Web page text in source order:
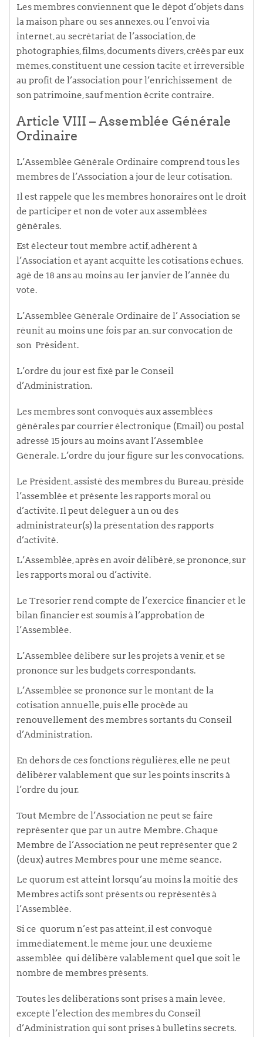
Les membres conviennent que le dépôt d’objets dans
la maison phare ou ses annexes, ou l’envoi via
internet, au secrétariat de l’association, de
photographies, films, documents divers, créés par eux
mêmes, constituent une cession tacite et irréversible
au profit de l’association pour l’enrichissement de
son patrimoine, sauf mention écrite contraire.
Article VIII – Assemblée Générale
Ordinaire
L’Assemblée Générale Ordinaire comprend tous les
membres de l’Association à jour de leur cotisation.
Il est rappelé que les membres honoraires ont le droit
de participer et non de voter aux assemblées
générales.
Est électeur tout membre actif, adhérent à
l’Association et ayant acquitté les cotisations échues,
âgé de 18 ans au moins au Ier janvier de l’année du
vote.
L’Assemblée Générale Ordinaire de l’ Association se
réunit au moins une fois par an, sur convocation de
son Président.
L’ordre du jour est fixé par le Conseil
d’Administration.
Les membres sont convoqués aux assemblées
générales par courrier électronique (Email) ou postal
adressé 15 jours au moins avant l’Assemblée
Générale. L’ordre du jour figure sur les convocations.
Le Président, assisté des membres du Bureau, préside
l’assemblée et présente les rapports moral ou
d’activité. Il peut déléguer à un ou des
administrateur(s) la présentation des rapports
d’activité.
L’Assemblée, après en avoir délibéré, se prononce, sur
les rapports moral ou d’activité.
Le Trésorier rend compte de l’exercice financier et le
bilan financier est soumis à l’approbation de
l’Assemblée.
L’Assemblée délibère sur les projets à venir, et se
prononce sur les budgets correspondants.
L’Assemblée se prononce sur le montant de la
cotisation annuelle, puis elle procède au
renouvellement des membres sortants du Conseil
d’Administration.
En dehors de ces fonctions régulières, elle ne peut
délibérer valablement que sur les points inscrits à
l’ordre du jour.
Tout Membre de l’Association ne peut se faire
représenter que par un autre Membre. Chaque
Membre de l’Association ne peut représenter que 2
(deux) autres Membres pour une même séance.
Le quorum est atteint lorsqu’au moins la moitié des
Membres actifs sont présents ou représentés à
l’Assemblée.
Si ce quorum n’est pas atteint, il est convoqué
immédiatement, le même jour, une deuxième
assemblée qui délibère valablement quel que soit le
nombre de membres présents.
Toutes les délibérations sont prises à main levée,
excepté l’élection des membres du Conseil
d’Administration qui sont prises à bulletins secrets.